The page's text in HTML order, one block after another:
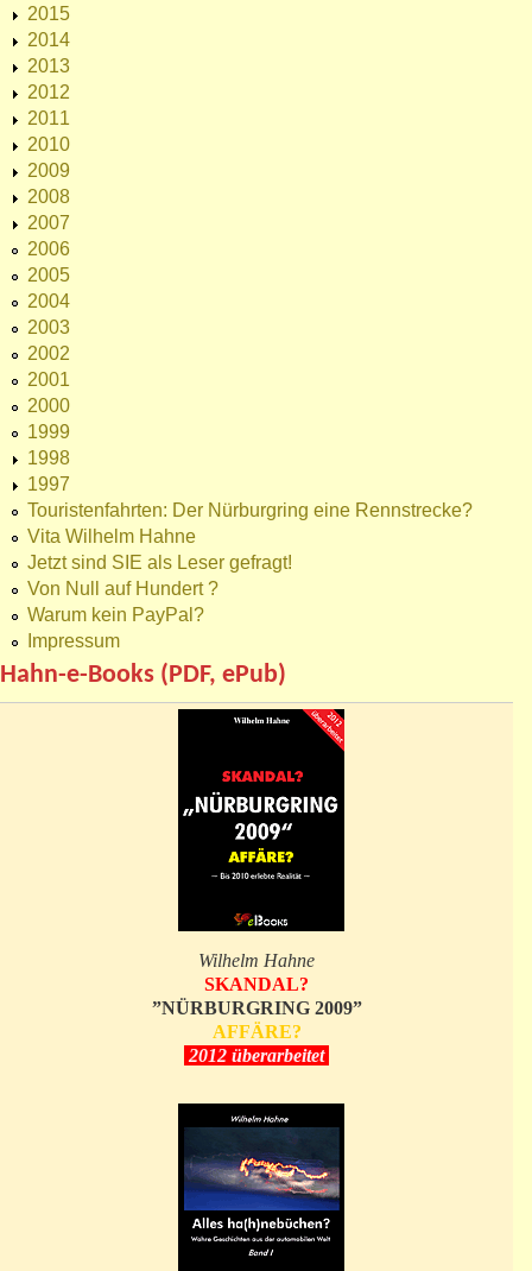
2015
2014
2013
2012
2011
2010
2009
2008
2007
2006
2005
2004
2003
2002
2001
2000
1999
1998
1997
Touristenfahrten: Der Nürburgring eine Rennstrecke?
Vita Wilhelm Hahne
Jetzt sind SIE als Leser gefragt!
Von Null auf Hundert ?
Warum kein PayPal?
Impressum
Hahn-e-Books (PDF, ePub)
Wilhelm Hahne
SKANDAL?
”NÜRBURGRING 2009”
AFFÄRE?
2012 überarbeitet